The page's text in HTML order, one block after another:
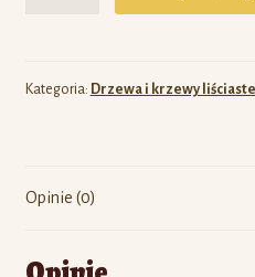
Kategoria: Drzewa i krzewy liściaste
Opinie (0)